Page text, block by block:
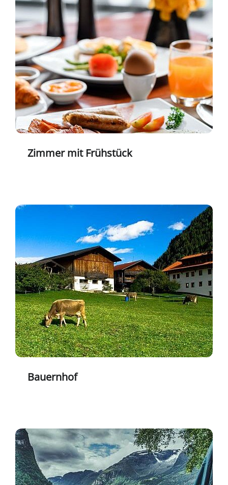
Zimmer mit Frühstück
Bauernhof